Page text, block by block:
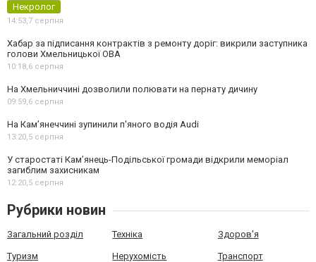
Некролог
14:53,7 серпня
Хабар за підписання контрактів з ремонту доріг: викрили заступника
голови Хмельницької ОВА
10:18,6 серпня
На Хмельниччині дозволили полювати на пернату дичину
09:59,6 серпня
На Камʼянеччині зупинили п'яного водія Audi
13:20,5 серпня
У старостаті Кам’янець-Подільської громади відкрили меморіал
загиблим захисникам
12:20,5 серпня
Рубрики новин
Загальний розділ Техніка Здоров'я
Туризм Нерухомість Транспорт